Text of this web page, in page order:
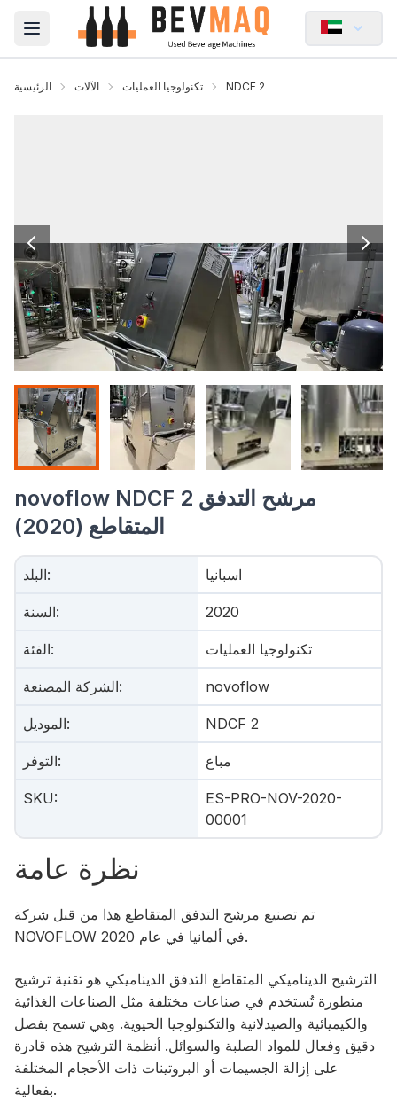
Open main menu
الرئيسية الآلات تكنولوجيا العمليات NDCF 2
novoflow NDCF 2 مرشح التدفق
المتقاطع (2020)
البلد: اسبانيا
السنة: 2020
الفئة: تكنولوجيا العمليات
الشركة المصنعة: novoflow
الموديل: NDCF 2
التوفر: مباع
SKU:
ES-PRO-NOV-2020-
00001
نظرة عامة
تم تصنيع مرشح التدفق المتقاطع هذا من قبل شركة
NOVOFLOW في ألمانيا في عام 2020.
الترشيح الديناميكي المتقاطع التدفق الديناميكي هو تقنية ترشيح
متطورة تُستخدم في صناعات مختلفة مثل الصناعات الغذائية
والكيميائية والصيدلانية والتكنولوجيا الحيوية. وهي تسمح بفصل
دقيق وفعال للمواد الصلبة والسوائل. أنظمة الترشيح هذه قادرة
على إزالة الجسيمات أو البروتينات ذات الأحجام المختلفة
بفعالية.